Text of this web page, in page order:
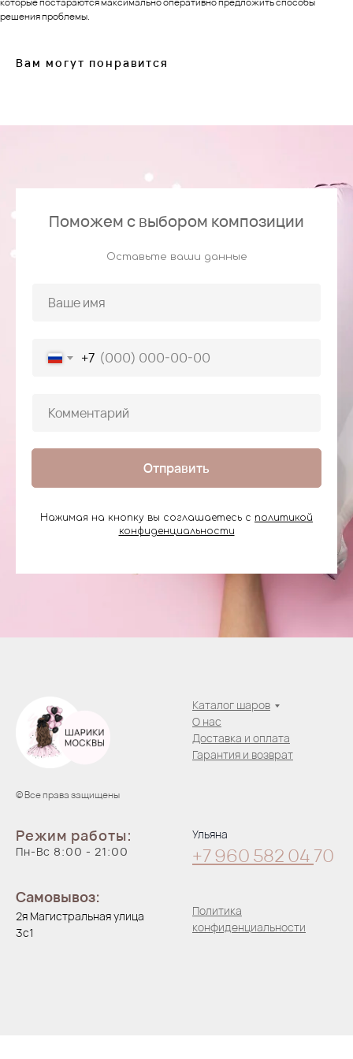
решения проблемы.
Вам могут понравится
Поможем с выбором композиции
Оставьте ваши данные
+7
Отправить
Нажимая на кнопку вы соглашаетесь с политикой
конфиденциальности
© Все права защищены
Каталог шаров
О нас
Доставка и оплата
Гарантия и возврат
Режим работы:
Пн-Вс 8:00 - 21:00
Самовывоз:
2я Магистральная улица
3с1
Ульяна
+7 960 582 04 70
Политика
конфиденциальности